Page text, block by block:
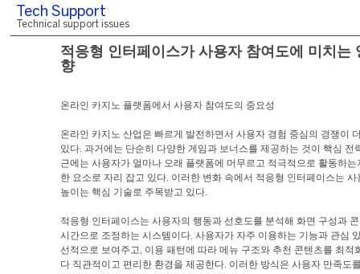
Tech Support
Technical support issues
적응형 인터페이스가 사용자 참여도에 미치는
향
온라인 카지노 플랫폼에서 사용자 참여도의 중요성
온라인 카지노 산업은 빠르게 발전하면서 사용자 경험 중심의 경쟁이
있다. 과거에는 단순히 다양한 게임과 보너스를 제공하는 것이 핵심 전
근에는 사용자가 얼마나 오래 플랫폼에 머무르고 적극적으로 활동하는
한 요소로 자리 잡고 있다. 이러한 변화 속에서 적응형 인터페이스는 사
높이는 핵심 기술로 주목받고 있다.
적응형 인터페이스는 사용자의 행동과 선호도를 분석해 화면 구성과
시간으로 조정하는 시스템이다. 사용자가 자주 이용하는 기능과 관심
선적으로 보여주고, 이용 패턴에 따라 메뉴 구조와 추천 콘텐츠를 최적
다 직관적이고 편리한 환경을 제공한다. 이러한 방식은 사용자 만족도